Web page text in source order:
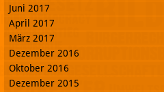
Juni 2017
April 2017
März 2017
Dezember 2016
Oktober 2016
Dezember 2015